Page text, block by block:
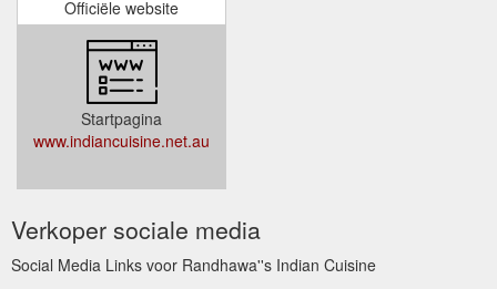
Officiële website
Startpagina
www.indiancuisine.net.au
Verkoper sociale media
Social Media Links voor Randhawa''s Indian Cuisine